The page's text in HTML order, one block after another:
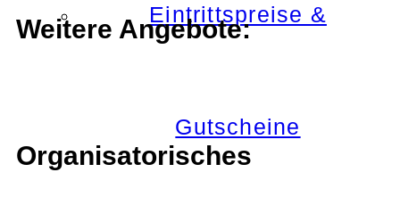
Eintrittspreise &
Gutscheine
Weitere Angebote:
Organisatorisches